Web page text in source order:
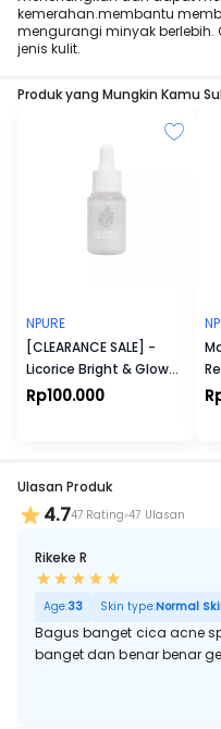
kemerahan.membantu
mengurangi minyak berlebih.
jenis kulit.
Produk yang Mungkin Kamu
NPURE
[CLEARANCE SALE] -
Licorice Bright & Glow
Potion Of Light Face
Rp100.000
Ulasan Produk
4.747 Rating 47 Ulasan
Rikeke R
Age:33 Skin type:Normal
Bagus banget cica acne
banget dan benar benar